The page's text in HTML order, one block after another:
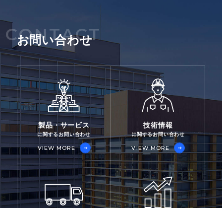
CONTACT
お問い合わせ
製品・サービス
に関するお問い合わせ
VIEW MORE
技術情報
に関するお問い合わせ
VIEW MORE